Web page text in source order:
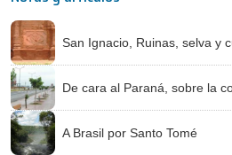
San Ignacio, Ruinas, selva y
De cara al Paraná, sobre la
A Brasil por Santo Tomé